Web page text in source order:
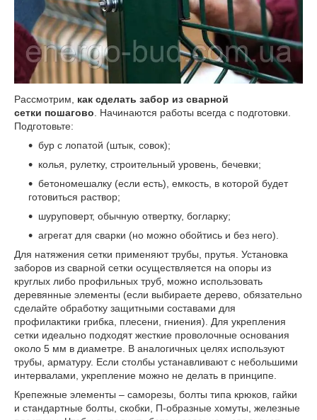
Рассмотрим, как сделать забор из сварной
сетки пошагово. Начинаются работы всегда с подготовки.
Подготовьте:
бур с лопатой (штык, совок);
колья, рулетку, строительный уровень, бечевки;
бетономешалку (если есть), емкость, в которой будет
готовиться раствор;
шуруповерт, обычную отвертку, богларку;
агрегат для сварки (но можно обойтись и без него).
Для натяжения сетки применяют трубы, прутья. Установка
заборов из сварной сетки осуществляется на опоры из
круглых либо профильных труб, можно использовать
деревянные элементы (если выбираете дерево, обязательно
сделайте обработку защитными составами для
профилактики грибка, плесени, гниения). Для укрепления
сетки идеально подходят жесткие проволочные основания
около 5 мм в диаметре. В аналогичных целях используют
трубы, арматуру. Если столбы устанавливают с небольшими
интервалами, укрепление можно не делать в принципе.
Крепежные элементы – саморезы, болты типа крюков, гайки
и стандартные болты, скобки, П-образные хомуты, железные